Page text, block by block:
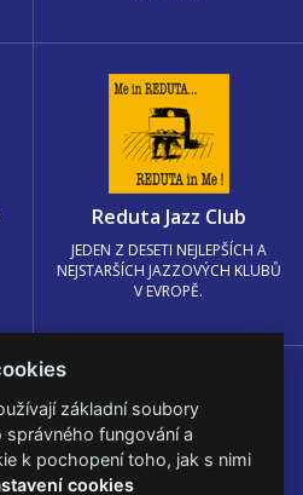
Reduta Jazz Club
JEDEN Z DESETI NEJLEPŠÍCH A
NEJSTARŠÍCH JAZZOVÝCH KLUBŮ
V EVROPĚ.
cookies.
základní soubory
fungování a
k pochopení toho, jak s nimi
cookies